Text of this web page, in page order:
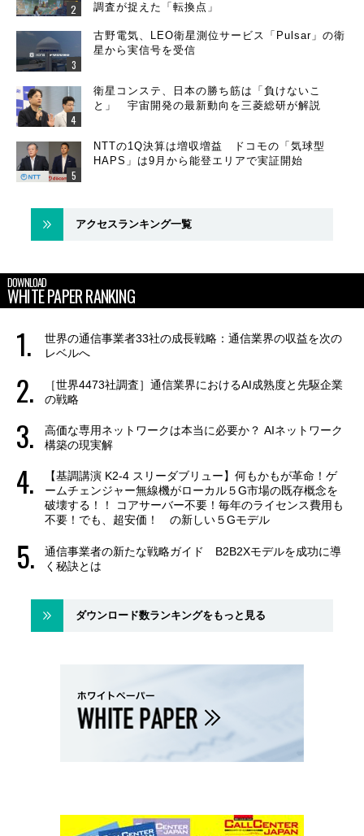
調査が捉えた「転換点」
古野電気、LEO衛星測位サービス「Pulsar」の衛
星から実信号を受信
衛星コンステ、日本の勝ち筋は「負けないこ
と」 宇宙開発の最新動向を三菱総研が解説
NTTの1Q決算は増収増益 ドコモの「気球型
HAPS」は9月から能登エリアで実証開始
アクセスランキング一覧
DOWNLOAD
WHITE PAPER RANKING
世界の通信事業者33社の成長戦略：通信業界の収益を次の
レベルへ
［世界4473社調査］通信業界におけるAI成熟度と先駆企業
の戦略
高価な専用ネットワークは本当に必要か？ AIネットワーク
構築の現実解
【基調講演 K2-4 スリーダブリュー】何もかもが革命！ゲ
ームチェンジャー無線機がローカル５G市場の既存概念を
破壊する！！ コアサーバー不要！毎年のライセンス費用も
不要！でも、超安価！ の新しい５Gモデル
通信事業者の新たな戦略ガイド B2B2Xモデルを成功に導
く秘訣とは
ダウンロード数ランキングをもっと見る